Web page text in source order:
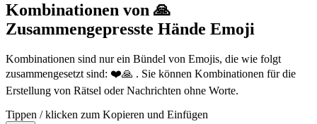
Kombinationen von 🙏
Zusammengepresste Hände Emoji
Kombinationen sind nur ein Bündel von Emojis, die wie folgt
zusammengesetzt sind: ❤️🙏 . Sie können Kombinationen für die
Erstellung von Rätsel oder Nachrichten ohne Worte.
Tippen / klicken zum Kopieren und Einfügen